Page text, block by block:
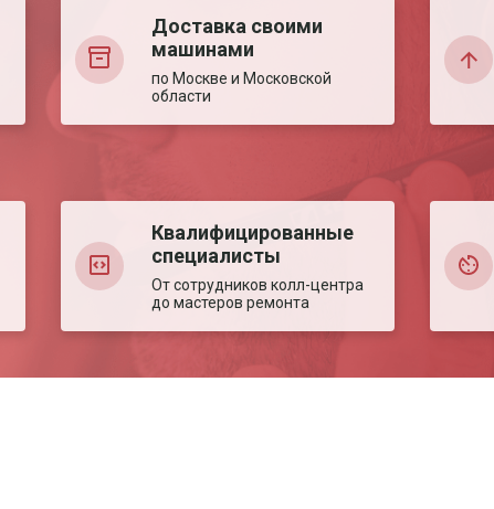
Доставка своими
машинами
по Москве и Московской
области
Квалифицированные
специалисты
От сотрудников колл-центра
до мастеров ремонта